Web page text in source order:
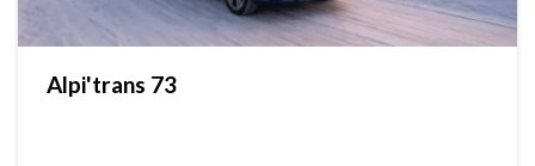
Alpi'trans 73